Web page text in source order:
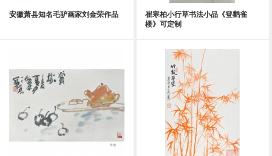
安徽萧县知名毛驴画家刘金荣作品
崔寒柏小行草书法小品《登鹳雀
楼》可定制